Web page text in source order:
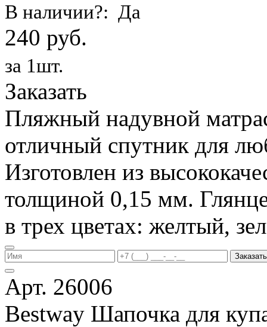
В наличии?: Да
240 руб.
за 1шт.
Заказать
Пляжный надувной
отличный спутник для
Изготовлен из
толщиной 0,15 мм.
в трех цветах: желтый,
Заказать
Арт. 26006
Bestway Шапочка для